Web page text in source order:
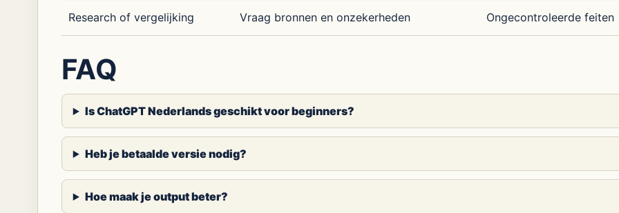
Research of vergelijking Vraag bronnen en onzekerheden Ongecontroleerde feiten
FAQ
Is ChatGPT Nederlands geschikt voor beginners?
Heb je betaalde versie nodig?
Hoe maak je output beter?